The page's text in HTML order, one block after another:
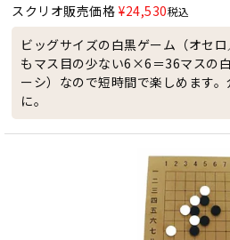
スクリオ販売価格 ¥24,530税込
ビッグサイズの白黒ゲーム（オセ
もマス目の少ない6×6＝36マスの
ーシ）なので短時間で楽しめます
に。